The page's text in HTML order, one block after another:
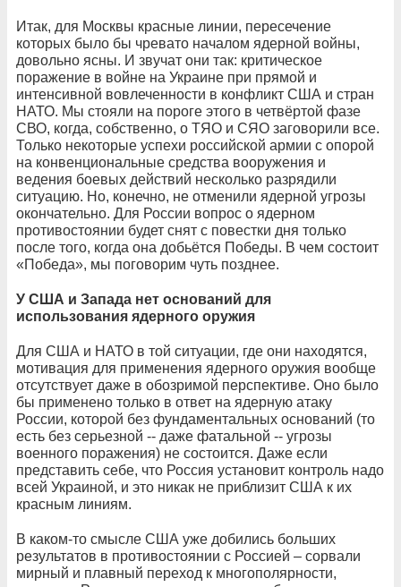
Итак, для Москвы красные линии, пересечение
которых было бы чревато началом ядерной войны,
довольно ясны. И звучат они так: критическое
поражение в войне на Украине при прямой и
интенсивной вовлеченности в конфликт США и стран
НАТО. Мы стояли на пороге этого в четвёртой фазе
СВО, когда, собственно, о ТЯО и СЯО заговорили все.
Только некоторые успехи российской армии с опорой
на конвенциональные средства вооружения и
ведения боевых действий несколько разрядили
ситуацию. Но, конечно, не отменили ядерной угрозы
окончательно. Для России вопрос о ядерном
противостоянии будет снят с повестки дня только
после того, когда она добьётся Победы. В чем состоит
«Победа», мы поговорим чуть позднее.
У США и Запада нет оснований для
использования ядерного оружия
Для США и НАТО в той ситуации, где они находятся,
мотивация для применения ядерного оружия вообще
отсутствует даже в обозримой перспективе. Оно было
бы применено только в ответ на ядерную атаку
России, которой без фундаментальных оснований (то
есть без серьезной -- даже фатальной -- угрозы
военного поражения) не состоится. Даже если
представить себе, что Россия установит контроль надо
всей Украиной, и это никак не приблизит США к их
красным линиям.
В каком-то смысле США уже добились больших
результатов в противостоянии с Россией – сорвали
мирный и плавный переход к многополярности,